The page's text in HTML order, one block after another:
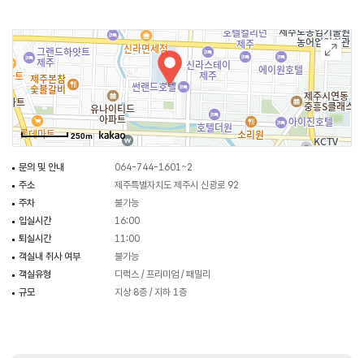
250m
문의 및 안내
064-744-1601~2
주소
제주특별자치도 제주시 신광로 92
주차
불가능
입실시간
16:00
퇴실시간
11:00
객실내 취사 여부
불가능
객실유형
디럭스 / 프리미엄 / 패밀리
규모
지상 8층 / 지하 1층